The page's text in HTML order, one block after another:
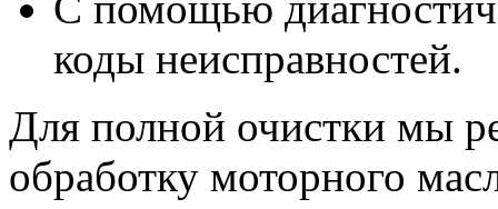
коды неисправностей.
Для полной очистки мы
обработку моторного